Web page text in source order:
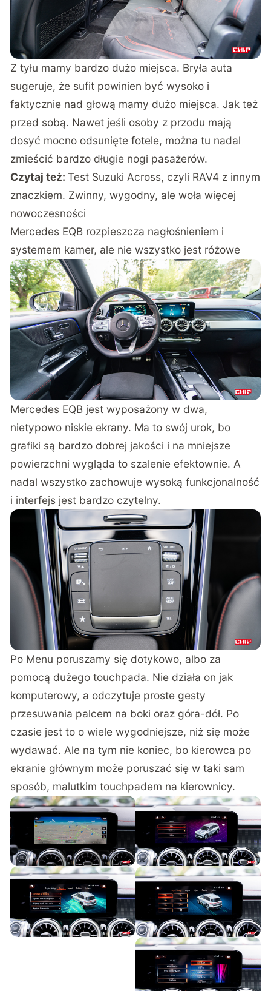
Z tyłu mamy bardzo dużo miejsca. Bryła auta
sugeruje, że sufit powinien być wysoko i
faktycznie nad głową mamy dużo miejsca. Jak też
przed sobą. Nawet jeśli osoby z przodu mają
dosyć mocno odsunięte fotele, można tu nadal
zmieścić bardzo długie nogi pasażerów.
Czytaj też:Test Suzuki Across, czyli RAV4 z innym
znaczkiem. Zwinny, wygodny, ale woła więcej
nowoczesności
Mercedes EQB rozpieszcza nagłośnieniem i
systemem kamer, ale nie wszystko jest różowe
Mercedes EQB jest wyposażony w dwa,
nietypowo niskie ekrany. Ma to swój urok, bo
grafiki są bardzo dobrej jakości i na mniejsze
powierzchni wygląda to szalenie efektownie. A
nadal wszystko zachowuje wysoką funkcjonalność
i interfejs jest bardzo czytelny.
Po Menu poruszamy się dotykowo, albo za
pomocą dużego touchpada. Nie działa on jak
komputerowy, a odczytuje proste gesty
przesuwania palcem na boki oraz góra-dół. Po
czasie jest to o wiele wygodniejsze, niż się może
wydawać. Ale na tym nie koniec, bo kierowca po
ekranie głównym może poruszać się w taki sam
sposób, malutkim touchpadem na kierownicy.